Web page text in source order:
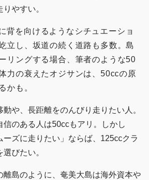
やすい。
背を向けるようなシチュエーショ
立し、坂道の続く道路も多数。島
リングする場合、筆者のような50
力の衰えたオジサンは、50ccの原
かも。
動や、長距離をのんびり走りたい人。
信のある人は50ccもアリ。しかし
ーズに走りたい」ならば、125ccクラ
びたい。
離島のように、奄美大島は海外資本や